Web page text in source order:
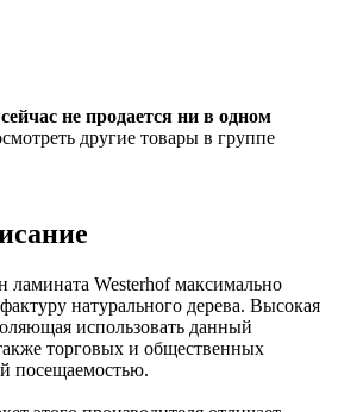
не продается ни в одном
другие товары в группе
Westerhof максимально
натурального дерева. Высокая
использовать данный
торговых и общественных
посещаемостью.